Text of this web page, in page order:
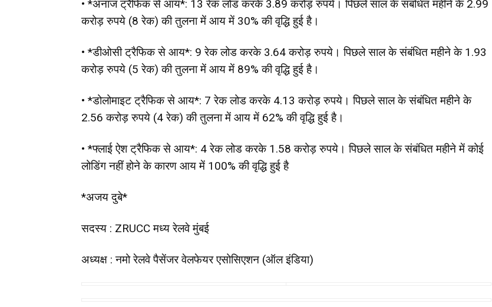
• *अनाज ट्रैफिक से आय*: 13 रेक लोड करके 3.89 करोड़ रुपये। पिछले साल के संबंधित महीने के 2.99
करोड़ रुपये (8 रेक) की तुलना में आय में 30% की वृद्धि हुई है।
• *डीओसी ट्रैफिक से आय*: 9 रेक लोड करके 3.64 करोड़ रुपये। पिछले साल के संबंधित महीने के 1.93
करोड़ रुपये (5 रेक) की तुलना में आय में 89% की वृद्धि हुई है।
• *डोलोमाइट ट्रैफिक से आय*: 7 रेक लोड करके 4.13 करोड़ रुपये। पिछले साल के संबंधित महीने के
2.56 करोड़ रुपये (4 रेक) की तुलना में आय में 62% की वृद्धि हुई है।
• *फ्लाई ऐश ट्रैफिक से आय*: 4 रेक लोड करके 1.58 करोड़ रुपये। पिछले साल के संबंधित महीने में कोई
लोडिंग नहीं होने के कारण आय में 100% की वृद्धि हुई है
*अजय दुबे*
सदस्य : ZRUCC मध्य रेलवे मुंबई
अध्यक्ष : नमो रेलवे पैसेंजर वेलफेयर एसोसिएशन (ऑल इंडिया)